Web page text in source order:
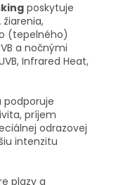
poskytuje
(tepelného)
a nočnými
Infrared Heat,
podporuje
príjem
odrazovej
intenzitu
plazy a